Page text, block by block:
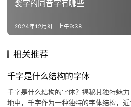
词
拼
音
褧字的同音字有哪些
2024年12月8日 上午9:38
相关推荐
千字是什么结构的字体
千字是什么结构的字体？揭秘其独特
地中，千字作为一种独特的字体结构，